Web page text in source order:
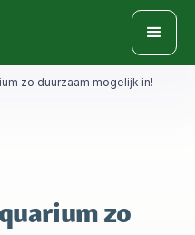
zo duurzaam mogelijk in!
zo